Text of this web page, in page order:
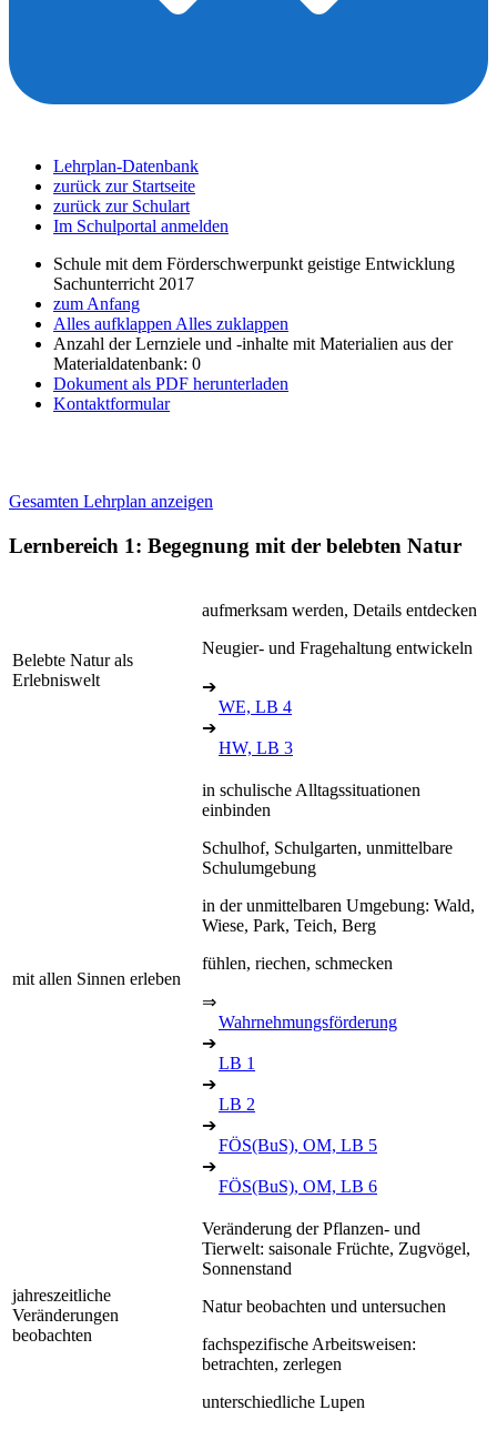
Lehrplan-Datenbank
zurück zur Startseite
zurück zur Schulart
Im Schulportal anmelden
Schule mit dem Förderschwerpunkt geistige Entwicklung
Sachunterricht 2017
zum Anfang
Alles aufklappen Alles zuklappen
Anzahl der Lernziele und -inhalte mit Materialien aus der
Materialdatenbank: 0
Dokument als PDF herunterladen
Kontaktformular
Gesamten Lehrplan anzeigen
Lernbereich 1: Begegnung mit der belebten Natur
Belebte Natur als
Erlebniswelt
aufmerksam werden, Details entdecken
Neugier- und Fragehaltung entwickeln
➔
WE, LB 4
➔
HW, LB 3
mit allen Sinnen erleben
in schulische Alltagssituationen
einbinden
Schulhof, Schulgarten, unmittelbare
Schulumgebung
in der unmittelbaren Umgebung: Wald,
Wiese, Park, Teich, Berg
fühlen, riechen, schmecken
⇒
Wahrnehmungsförderung
➔
LB 1
➔
LB 2
➔
FÖS(BuS), OM, LB 5
➔
FÖS(BuS), OM, LB 6
jahreszeitliche
Veränderungen
beobachten
Veränderung der Pflanzen- und
Tierwelt: saisonale Früchte, Zugvögel,
Sonnenstand
Natur beobachten und untersuchen
fachspezifische Arbeitsweisen:
betrachten, zerlegen
unterschiedliche Lupen